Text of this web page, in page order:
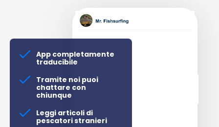
App completamente
traducibile
Tramite noi puoi
chattare con
chiunque
Leggi articoli di
pescatori stranieri